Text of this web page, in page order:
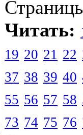
Читать:
19 20 21 22
37 38 39 40
55 56 57 58
73 74 75 76